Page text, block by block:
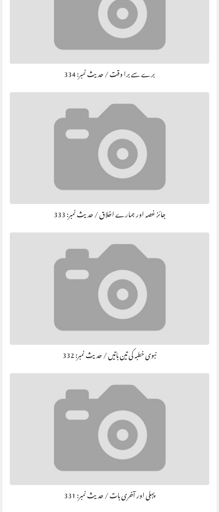
برے سے برا وقت / حديث نمبر: 334
جائز غصہ اور ہمارے اخلاق / حديث نمبر: 333
نبوی خطبہ کی تین باتیں / حديث نمبر: 332
پہلی اور آخری بات / حديث نمبر: 331